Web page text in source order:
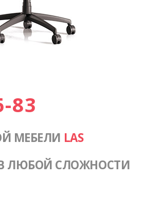
83
МЕБЕЛИ LAS
ЛЮБОЙ СЛОЖНОСТИ